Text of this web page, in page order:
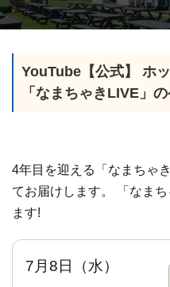
YouTube【公式】 ホ
「なまちゃきLIVE」
4年目を迎える「なまちゃ
てお届けします。 「なま
ます!
7月8日（水）